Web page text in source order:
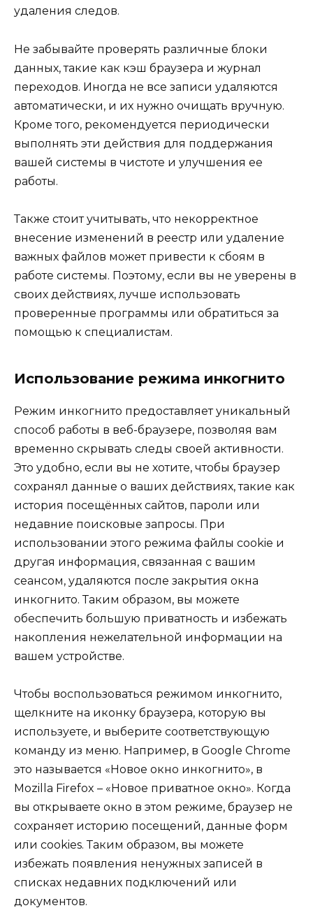
удаления следов.
Не забывайте проверять различные блоки
данных, такие как кэш браузера и журнал
переходов. Иногда не все записи удаляются
автоматически, и их нужно очищать вручную.
Кроме того, рекомендуется периодически
выполнять эти действия для поддержания
вашей системы в чистоте и улучшения ее
работы.
Также стоит учитывать, что некорректное
внесение изменений в реестр или удаление
важных файлов может привести к сбоям в
работе системы. Поэтому, если вы не уверены в
своих действиях, лучше использовать
проверенные программы или обратиться за
помощью к специалистам.
Использование режима инкогнито
Режим инкогнито предоставляет уникальный
способ работы в веб-браузере, позволяя вам
временно скрывать следы своей активности.
Это удобно, если вы не хотите, чтобы браузер
сохранял данные о ваших действиях, такие как
история посещённых сайтов, пароли или
недавние поисковые запросы. При
использовании этого режима файлы cookie и
другая информация, связанная с вашим
сеансом, удаляются после закрытия окна
инкогнито. Таким образом, вы можете
обеспечить большую приватность и избежать
накопления нежелательной информации на
вашем устройстве.
Чтобы воспользоваться режимом инкогнито,
щелкните на иконку браузера, которую вы
используете, и выберите соответствующую
команду из меню. Например, в Google Chrome
это называется «Новое окно инкогнито», в
Mozilla Firefox – «Новое приватное окно». Когда
вы открываете окно в этом режиме, браузер не
сохраняет историю посещений, данные форм
или cookies. Таким образом, вы можете
избежать появления ненужных записей в
списках недавних подключений или
документов.